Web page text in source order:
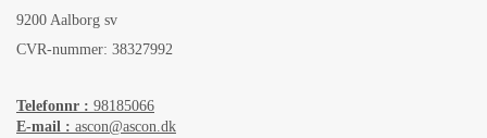
9200 Aalborg sv
CVR-nummer: 38327992
Telefonnr : 98185066
E-mail : ascon@ascon.dk